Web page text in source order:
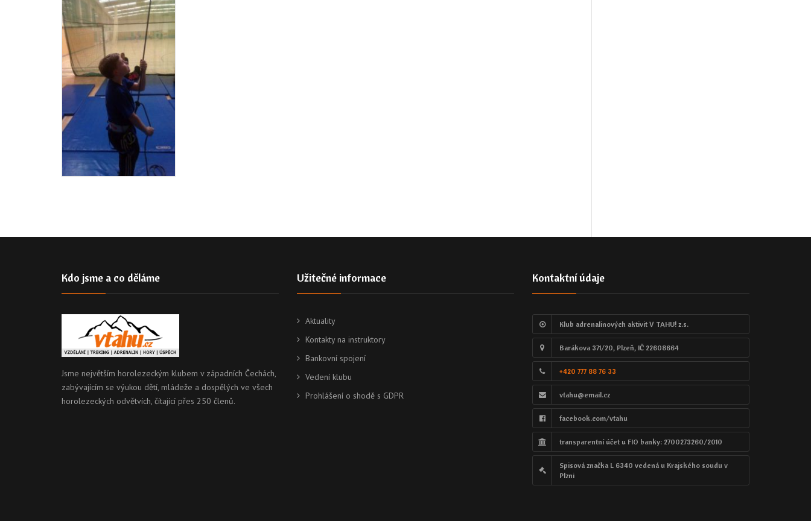
Kdo jsme a co děláme
Jsme největším horolezeckým klubem v západních Čechách,
zabývajícím se výukou dětí, mládeže a dospělých ve všech
horolezeckých odvětvích, čítající přes 250 členů.
Užitečné informace
Aktuality
Kontakty na instruktory
Bankovní spojení
Vedení klubu
Prohlášení o shodě s GDPR
Kontaktní údaje
Klub adrenalinových aktivit V TAHU! z.s.
Barákova 371/20, Plzeň, IČ 22608664
+420 777 88 76 33
vtahu@email.cz
facebook.com/vtahu
transparentní účet u FIO banky: 2700273260/2010
Spisová značka L 6340 vedená u Krajského soudu v
Plzni